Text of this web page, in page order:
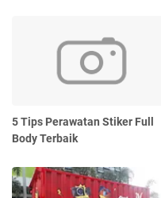
5 Tips Perawatan Stiker Full
Body Terbaik